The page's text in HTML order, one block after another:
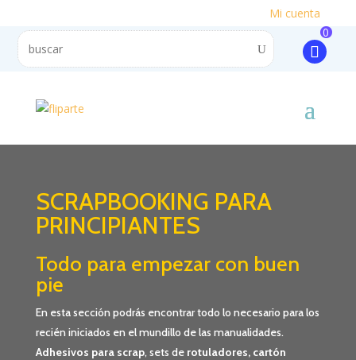
Mi cuenta
0
SCRAPBOOKING PARA
PRINCIPIANTES
Todo para empezar con buen
pie
En esta sección podrás encontrar todo lo necesario para los
recién iniciados en el mundillo de las manualidades.
Adhesivos para scrap, sets de rotuladores, cartón